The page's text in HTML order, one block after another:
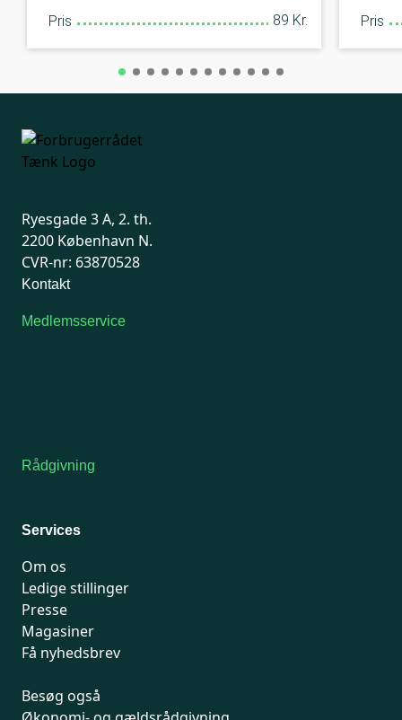
Pris 89 Kr. Pris
Ryesgade 3 A, 2. th.
2200 København N.
CVR-nr: 63870528
Kontakt
Medlemsservice
Rådgivning
Services
Om os
Ledige stillinger
Presse
Magasiner
Få nyhedsbrev
Besøg også